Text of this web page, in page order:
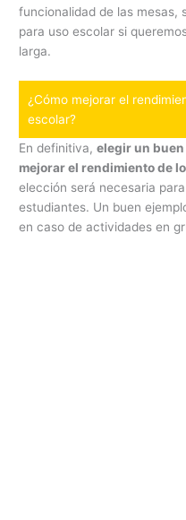
funcionalidad de las mesas,
para uso escolar si
larga.
¿Cómo mejorar el
escolar?
En definitiva,elegir un
mejorar el rendimiento de
elección será necesaria
estudiantes. Un buen
en caso de actividades en